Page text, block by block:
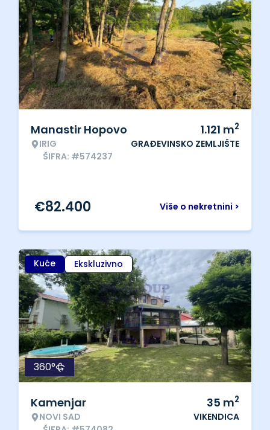
Manastir Hopovo
IRIG
ŠIFRA: #574237
1.121 m2
GRAĐEVINSKO ZEMLJIŠTE
Više o nekretnini >
€82.400
Kuće Ekskluzivno
360°
Kamenjar
NOVI SAD
35 m2
VIKENDICA